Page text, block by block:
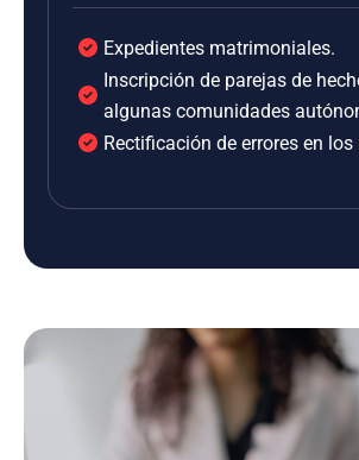
Expedientes matrimoniales.
Inscripción de parejas de
algunas comunidades
Rectificación de errores en los